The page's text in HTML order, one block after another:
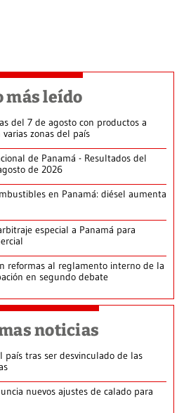
más leído
del 7 de agosto con productos a
varias zonas del país
de Panamá - Resultados del
de 2026
en Panamá: diésel aumenta
especial a Panamá para
reformas al reglamento interno de la
en segundo debate
noticias
país tras ser desvinculado de las
nuevos ajustes de calado para